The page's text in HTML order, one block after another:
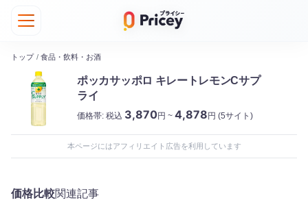
トップ / 食品・飲料・お酒
ポッカサッポロ キレートレモンCサプ
ライ
価格帯: 税込 3,870円 ~ 4,878円 (5サイト)
本ページにはアフィリエイト広告を利用しています
価格比較関連記事